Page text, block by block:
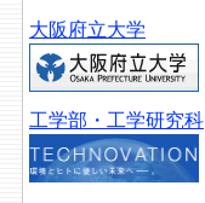
大阪府立大学
工学部・工学研究科